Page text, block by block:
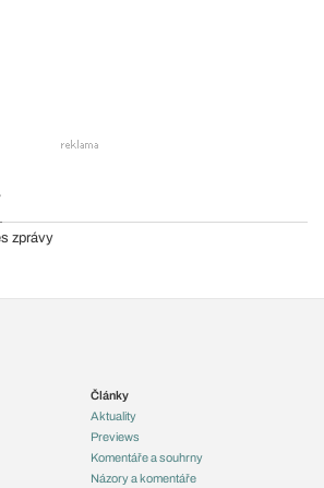
zprávy
Články
Aktuality
Previews
Komentáře a souhrny
Názory a komentáře